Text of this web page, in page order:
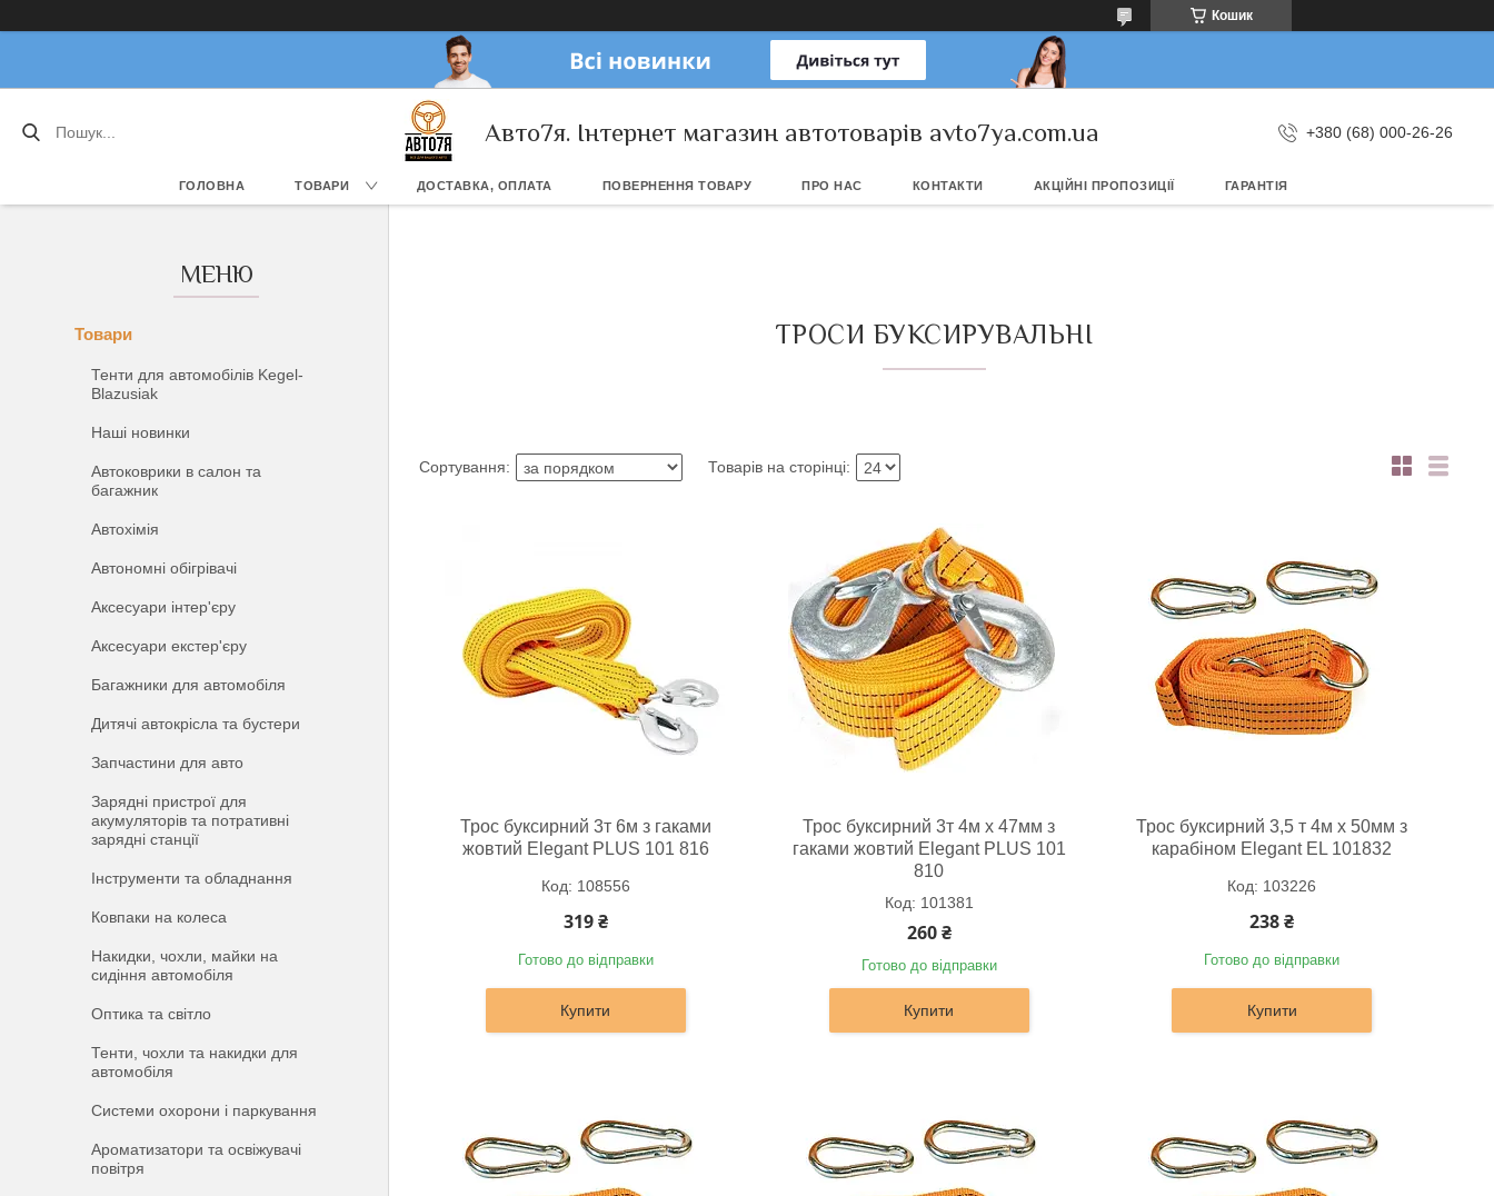
Кошик
Авто7я. Інтернет магазин автотоварів avto7ya.com.ua +380 (68) 000-26-26
ГОЛОВНА ТОВАРИ ДОСТАВКА, ОПЛАТА ПОВЕРНЕННЯ ТОВАРУ ПРО НАС КОНТАКТИ АКЦІЙНІ ПРОПОЗИЦІЇ ГАРАНТІЯ
Товари
Тенти для автомобілів Kegel-
Blazusiak
Наші новинки
Автоковрики в салон та
багажник
Автохімія
Автономні обігрівачі
Аксесуари інтер'єру
Аксесуари екстер'єру
Багажники для автомобіля
Дитячі автокрісла та бустери
Запчастини для авто
Зарядні пристрої для
акумуляторів та потративні
зарядні станції
Інструменти та обладнання
Ковпаки на колеса
Накидки, чохли, майки на
сидіння автомобіля
Оптика та світло
Тенти, чохли та накидки для
автомобіля
Системи охорони і паркування
Ароматизатори та освіжувачі
повітря
ТРОСИ БУКСИРУВАЛЬНІ
Трос буксирний 3т 6м з гаками
жовтий Elegant PLUS 101 816
108556
319 ₴
Готово до відправки
Купити
Трос буксирний 3т 4м х 47мм з
гаками жовтий Elegant PLUS 101
810
101381
260 ₴
Готово до відправки
Купити
Трос буксирний 3,5 т 4м х 50мм з
карабіном Elegant EL 101832
103226
238 ₴
Готово до відправки
Купити